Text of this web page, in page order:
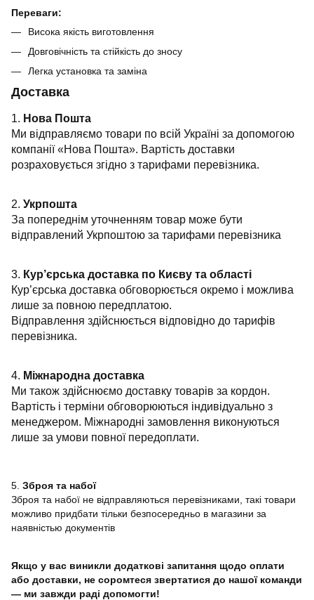
Переваги:
Висока якість виготовлення
Довговічність та стійкість до зносу
Легка установка та заміна
Доставка
1. Нова Пошта
Ми відправляємо товари по всій Україні за допомогою
компанії «Нова Пошта». Вартість доставки
розраховується згідно з тарифами перевізника.
2. Укрпошта
За попереднім уточненням товар може бути
відправлений Укрпоштою за тарифами перевізника
3. Кур’єрська доставка по Києву та області
Кур’єрська доставка обговорюється окремо і можлива
лише за повною передплатою.
Відправлення здійснюється відповідно до тарифів
перевізника.
4. Міжнародна доставка
Ми також здійснюємо доставку товарів за кордон.
Вартість і терміни обговорюються індивідуально з
менеджером. Міжнародні замовлення виконуються
лише за умови повної передоплати.
5. Зброя та набої
Зброя та набої не відправляються перевізниками, такі товари
можливо придбати тільки безпосередньо в магазини за
наявністью документів
Якщо у вас виникли додаткові запитання щодо оплати
або доставки, не соромтеся звертатися до нашої команди
— ми завжди раді допомогти!